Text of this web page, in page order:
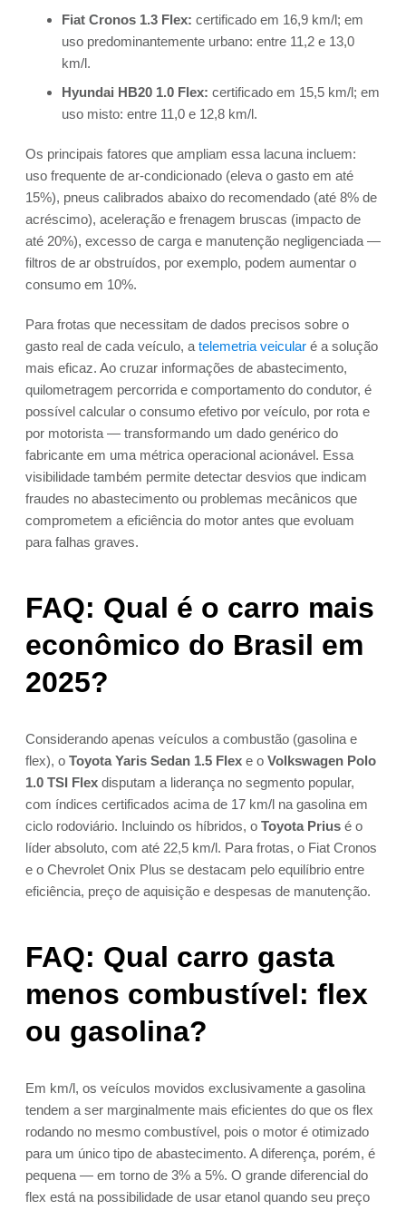
Fiat Cronos 1.3 Flex: certificado em 16,9 km/l; em
uso predominantemente urbano: entre 11,2 e 13,0
km/l.
Hyundai HB20 1.0 Flex: certificado em 15,5 km/l; em
uso misto: entre 11,0 e 12,8 km/l.
Os principais fatores que ampliam essa lacuna incluem:
uso frequente de ar-condicionado (eleva o gasto em até
15%), pneus calibrados abaixo do recomendado (até 8% de
acréscimo), aceleração e frenagem bruscas (impacto de
até 20%), excesso de carga e manutenção negligenciada —
filtros de ar obstruídos, por exemplo, podem aumentar o
consumo em 10%.
Para frotas que necessitam de dados precisos sobre o
gasto real de cada veículo, a telemetria veicular é a solução
mais eficaz. Ao cruzar informações de abastecimento,
quilometragem percorrida e comportamento do condutor, é
possível calcular o consumo efetivo por veículo, por rota e
por motorista — transformando um dado genérico do
fabricante em uma métrica operacional acionável. Essa
visibilidade também permite detectar desvios que indicam
fraudes no abastecimento ou problemas mecânicos que
comprometem a eficiência do motor antes que evoluam
para falhas graves.
FAQ: Qual é o carro mais
econômico do Brasil em
2025?
Considerando apenas veículos a combustão (gasolina e
flex), o Toyota Yaris Sedan 1.5 Flex e o Volkswagen Polo
1.0 TSI Flex disputam a liderança no segmento popular,
com índices certificados acima de 17 km/l na gasolina em
ciclo rodoviário. Incluindo os híbridos, o Toyota Prius é o
líder absoluto, com até 22,5 km/l. Para frotas, o Fiat Cronos
e o Chevrolet Onix Plus se destacam pelo equilíbrio entre
eficiência, preço de aquisição e despesas de manutenção.
FAQ: Qual carro gasta
menos combustível: flex
ou gasolina?
Em km/l, os veículos movidos exclusivamente a gasolina
tendem a ser marginalmente mais eficientes do que os flex
rodando no mesmo combustível, pois o motor é otimizado
para um único tipo de abastecimento. A diferença, porém, é
pequena — em torno de 3% a 5%. O grande diferencial do
flex está na possibilidade de usar etanol quando seu preço